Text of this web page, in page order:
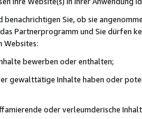
Sie, ob sie
Partnerprogramm und Sie dürfen
Websites:
bewerben oder enthalten;
gewalttätige Inhalte haben oder
oder verleumderische